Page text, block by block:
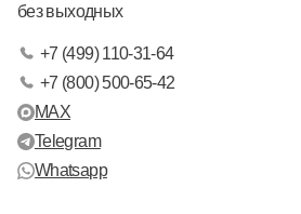
без выходных
+7 (499) 110-31-64
+7 (800) 500-65-42
MAX
Telegram
Whatsapp